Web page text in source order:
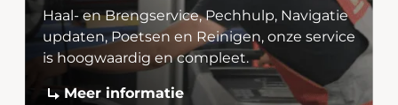
Haal- en Brengservice, Pechhulp, Navigatie
updaten, Poetsen en Reinigen, onze service
is hoogwaardig en compleet.
Meer informatie